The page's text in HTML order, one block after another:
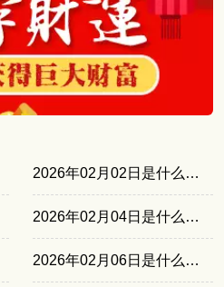
2026年02月02日是什么日子
2026年02月04日是什么日子
2026年02月06日是什么日子